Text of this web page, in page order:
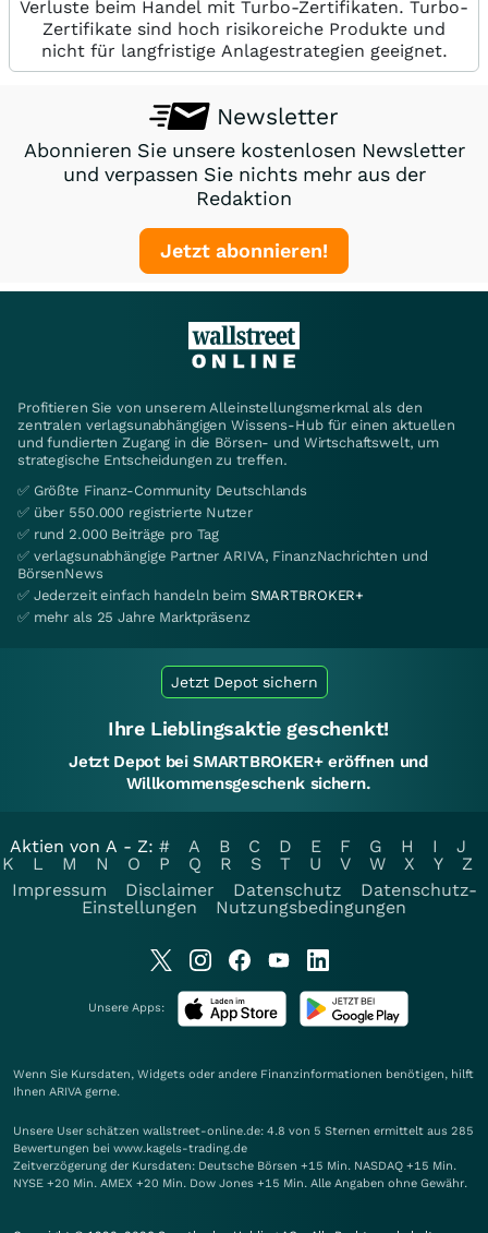
Verluste beim Handel mit Turbo-Zertifikaten. Turbo-
Zertifikate sind hoch risikoreiche Produkte und
nicht für langfristige Anlagestrategien geeignet.
Newsletter
Abonnieren Sie unsere kostenlosen Newsletter
und verpassen Sie nichts mehr aus der
Redaktion
Jetzt abonnieren!
Profitieren Sie von unserem Alleinstellungsmerkmal als den
zentralen verlagsunabhängigen Wissens-Hub für einen aktuellen
und fundierten Zugang in die Börsen- und Wirtschaftswelt, um
strategische Entscheidungen zu treffen.
✅ Größte Finanz-Community Deutschlands
✅ über 550.000 registrierte Nutzer
✅ rund 2.000 Beiträge pro Tag
✅ verlagsunabhängige Partner ARIVA, FinanzNachrichten und
BörsenNews
✅ Jederzeit einfach handeln beim SMARTBROKER+
✅ mehr als 25 Jahre Marktpräsenz
Jetzt Depot sichern
Ihre Lieblingsaktie geschenkt!
Jetzt Depot bei SMARTBROKER+ eröffnen und
Willkommensgeschenk sichern.
Aktien von A - Z: # A B C D E F G H I
J
K
L M N O P Q R S T U V W X Y
Z
Impressum
Disclaimer Datenschutz
Datenschutz-
Einstellungen
Nutzungsbedingungen
Unsere Apps:
Wenn Sie Kursdaten, Widgets oder andere Finanzinformationen benötigen, hilft
Ihnen ARIVA gerne.
Unsere User schätzen wallstreet-online.de: 4.8 von 5 Sternen ermittelt aus 285
Bewertungen bei www.kagels-trading.de
Zeitverzögerung der Kursdaten: Deutsche Börsen +15 Min. NASDAQ +15 Min.
NYSE +20 Min. AMEX +20 Min. Dow Jones +15 Min. Alle Angaben ohne Gewähr.